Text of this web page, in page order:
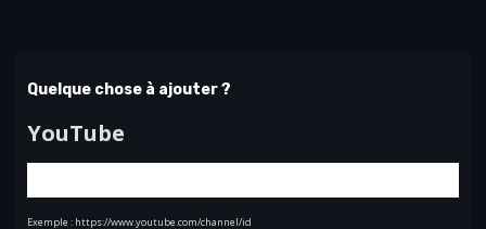
Quelque chose à ajouter ?
YouTube
Exemple : https://www.youtube.com/channel/id